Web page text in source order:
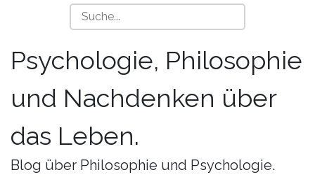
Psychologie, Philosophie
und Nachdenken über
das Leben.
Blog über Philosophie und Psychologie.